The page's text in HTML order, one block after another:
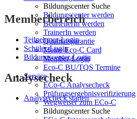
Bildungscenter Suche
Bildungscenter werden
BeurteilerIn werden
TrainerIn werden
Qualitätsgarantie
Meine Eco-C Card
Member-Login
Eco-C BU/TQS Termine
Service
ECo-C Analysecheck
Prüfungsergebnisverifizierung
Wegweiser zum ECo-C
Bildungscenter Suche
Memberbereich
Teilnehmer-Login
Schüler-Login
Bildungscenter-Login
Analysecheck
Analysecheck starten